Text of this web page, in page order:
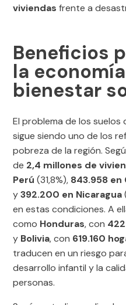
viviendas frente a
Beneficios
la
bienestar
El problema de los
sigue siendo uno de los
pobreza de la región.
de 2,4 millones de
Perú (31,8%), 843.958 en
y392.200 en Nicaragua
en estas condiciones. A
como Honduras, con
y Bolivia, con 619.160
traducen en un riesgo
desarrollo infantil y la
personas.